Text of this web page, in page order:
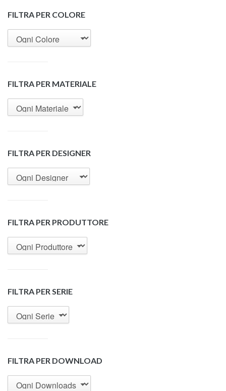
FILTRA PER COLORE
FILTRA PER MATERIALE
FILTRA PER DESIGNER
FILTRA PER PRODUTTORE
FILTRA PER SERIE
FILTRA PER DOWNLOAD